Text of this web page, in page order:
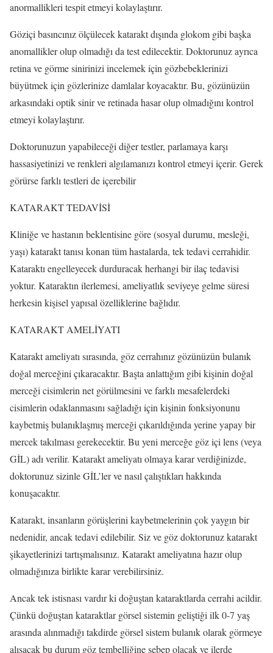
anormallikleri tespit etmeyi kolaylaştırır.
Göziçi basıncınız ölçülecek katarakt dışında glokom gibi başka
anomallikler olup olmadığı da test edilecektir. Doktorunuz ayrıca
retina ve görme sinirinizi incelemek için gözbebeklerinizi
büyütmek için gözlerinize damlalar koyacaktır. Bu, gözünüzün
arkasındaki optik sinir ve retinada hasar olup olmadığını kontrol
etmeyi kolaylaştırır.
Doktorunuzun yapabileceği diğer testler, parlamaya karşı
hassasiyetinizi ve renkleri algılamanızı kontrol etmeyi içerir. Gerek
görürse farklı testleri de içerebilir
KATARAKT TEDAVİSİ
Kliniğe ve hastanın beklentisine göre (sosyal durumu, mesleği,
yaşı) katarakt tanısı konan tüm hastalarda, tek tedavi cerrahidir.
Kataraktı engelleyecek durduracak herhangi bir ilaç tedavisi
yoktur. Kataraktın ilerlemesi, ameliyatlık seviyeye gelme süresi
herkesin kişisel yapısal özelliklerine bağlıdır.
KATARAKT AMELİYATI
Katarakt ameliyatı sırasında, göz cerrahınız gözünüzün bulanık
doğal merceğini çıkaracaktır. Başta anlattığım gibi kişinin doğal
merceği cisimlerin net görülmesini ve farklı mesafelerdeki
cisimlerin odaklanmasını sağladığı için kişinin fonksiyonunu
kaybetmiş bulanıklaşmış merceği çıkarıldığında yerine yapay bir
mercek takılması gerekecektir. Bu yeni merceğe göz içi lens (veya
GİL) adı verilir. Katarakt ameliyatı olmaya karar verdiğinizde,
doktorunuz sizinle GİL’ler ve nasıl çalıştıkları hakkında
konuşacaktır.
Katarakt, insanların görüşlerini kaybetmelerinin çok yaygın bir
nedenidir, ancak tedavi edilebilir. Siz ve göz doktorunuz katarakt
şikayetlerinizi tartışmalısınız. Katarakt ameliyatına hazır olup
olmadığınıza birlikte karar verebilirsiniz.
Ancak tek istisnası vardır ki doğuştan kataraktlarda cerrahi acildir.
Çünkü doğuştan kataraktlar görsel sistemin geliştiği ilk 0-7 yaş
arasında alınmadığı takdirde görsel sistem bulanık olarak görmeye
alışacak bu durum göz tembelliğine sebep olacak ve ilerde